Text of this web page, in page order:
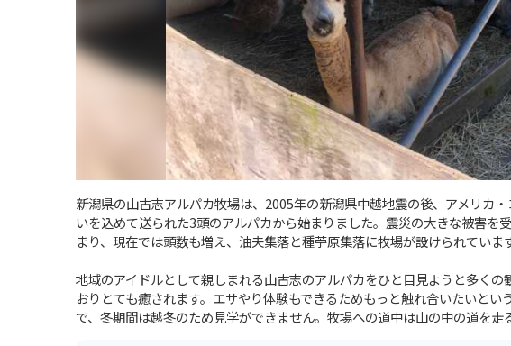
新潟県の山古志アルパカ牧場は、2005年の新潟県中越地震の後、アメリカ
いを込めて送られた3頭のアルパカから始まりました。震災の大きな被害
まり、現在では頭数も増え、油夫集落と種苧原集落に牧場が設けられています
地域のアイドルとして親しまれる山古志のアルパカをひと目見ようと多く
おりとても癒されます。エサやり体験もできるためもっと触れ合いたいと
で、冬期間は越冬のため見学ができません。牧場への道中は山の中の道を走